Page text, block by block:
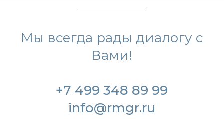
Мы всегда рады диалогу с
Вами!
+7 499 348 89 99
info@rmgr.ru